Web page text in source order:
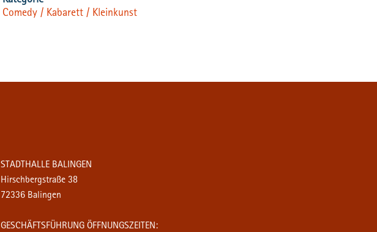
Comedy / Kabarett / Kleinkunst
STADTHALLE BALINGEN
Hirschbergstraße 38
72336 Balingen
GESCHÄFTSFÜHRUNG ÖFFNUNGSZEITEN: